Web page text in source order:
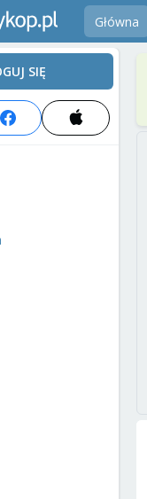
Główna
SIĘ